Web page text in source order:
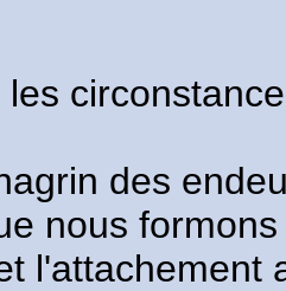
les
des
nous
l'attachement